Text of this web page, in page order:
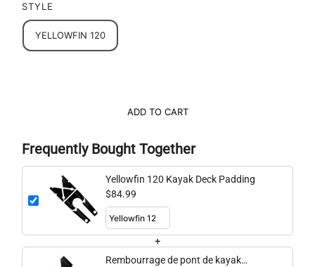
STYLE
YELLOWFIN 120
ADD TO CART
Frequently Bought Together
Yellowfin 120 Kayak Deck Padding
$84.99
+
Rembourrage de pont de kayak